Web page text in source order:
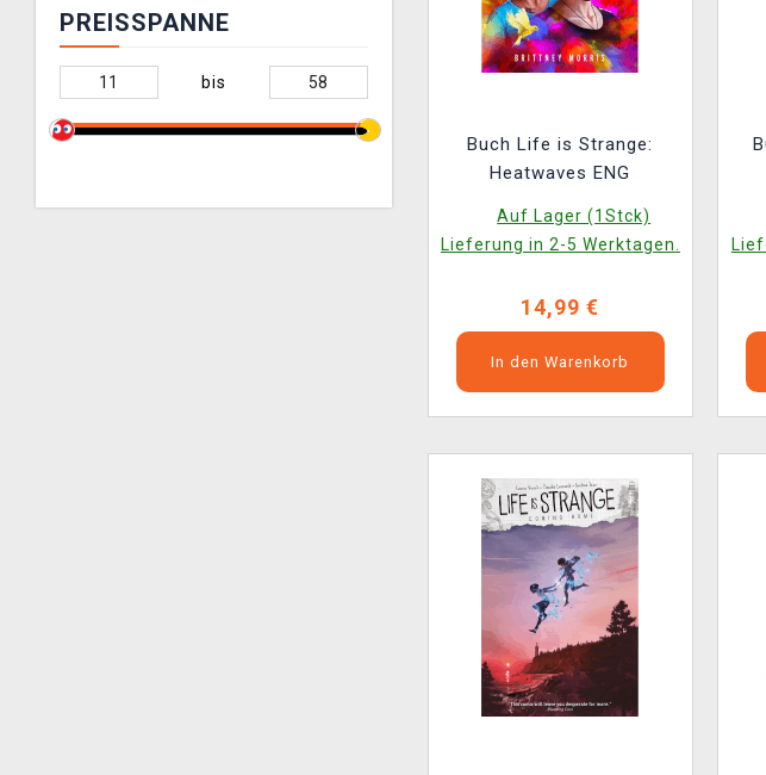
PREISSPANNE
bis
Buch Life is Strange:
Heatwaves ENG
Auf Lager (1Stck)
Lieferung in 2-5 Werktagen.
14,99 €
In den Warenkorb